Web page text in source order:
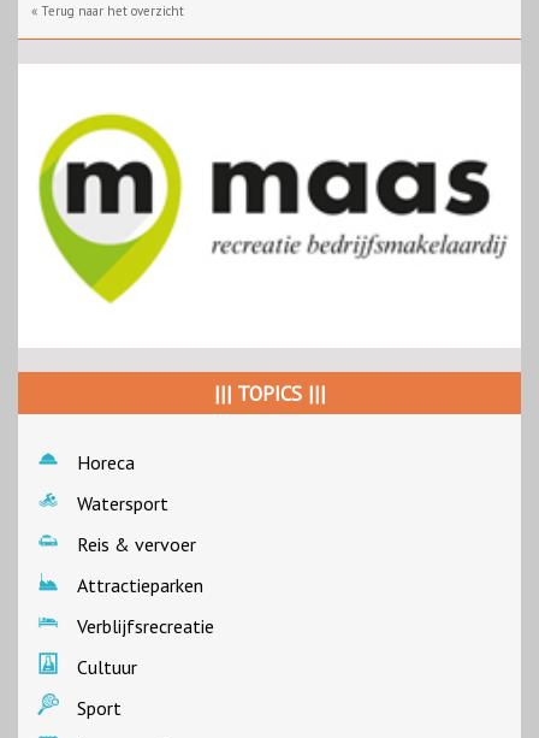
« Terug naar het overzicht
||| TOPICS |||
Horeca
Watersport
Reis & vervoer
Attractieparken
Verblijfsrecreatie
Cultuur
Sport